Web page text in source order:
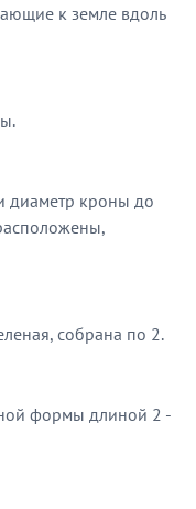
к земле вдоль
диаметр кроны до
собрана по 2.
формы длиной 2 -